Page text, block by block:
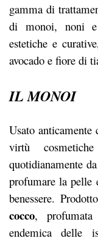
gamma di
di monoi, noni e
estetiche e
avocado e fiore di
IL MONOI
Usato anticamente
virtù
quotidianamente
profumare la pelle
benessere.
cocco,
endemica